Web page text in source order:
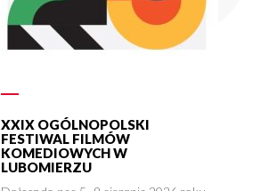
XXIX OGÓLNOPOLSKI
FESTIWAL FILMÓW
KOMEDIOWYCH W
LUBOMIERZU